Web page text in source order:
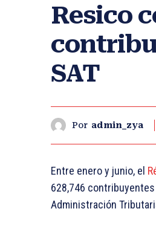
Resico
SAT
Por admin_zya
Entre enero y junio, el
628,746
Administración